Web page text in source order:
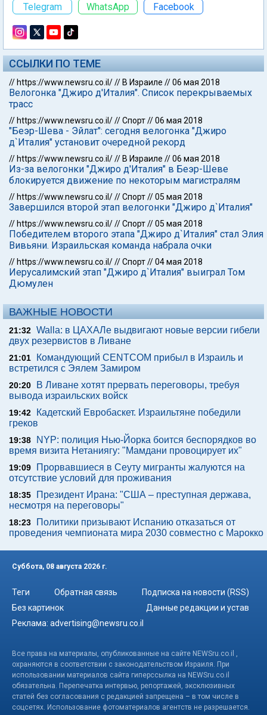
Telegram
WhatsApp Facebook
ССЫЛКИ ПО ТЕМЕ
// https://www.newsru.co.il/// В Израиле //06 мая 2018
Велогонка "Джиро д'Италия". Список перекрываемых
трасс
// https://www.newsru.co.il///Спорт//06 мая 2018
"Беэр-Шева - Эйлат": сегодня велогонка "Джиро
д`Италия" установит очередной рекорд
// https://www.newsru.co.il/// В Израиле //06 мая 2018
Из-за велогонки "Джиро д'Италия" в Беэр-Шеве
блокируется движение по некоторым магистралям
// https://www.newsru.co.il///Спорт//05 мая 2018
Завершился второй этап велогонки "Джиро д`Италия"
// https://www.newsru.co.il///Спорт//05 мая 2018
Победителем второго этапа "Джиро д`Италия" стал Элия
Вивьяни. Израильская команда набрала очки
// https://www.newsru.co.il///Спорт//04 мая 2018
Иерусалимский этап "Джиро д`Италия" выиграл Том
Дюмулен
ВАЖНЫЕ НОВОСТИ
21:32 Walla: в ЦАХАЛе выдвигают новые версии гибели
двух резервистов в Ливане
21:01
Командующий CENTCOM прибыл в Израиль и
встретился с Эялем Замиром
20:20
В Ливане хотят прервать переговоры, требуя
вывода израильских войск
19:42
Кадетский Евробаскет. Израильтяне победили
греков
19:38
NYP: полиция Нью-Йорка боится беспорядков во
время визита Нетаниягу: "Мамдани провоцирует их"
19:09
Прорвавшиеся в Сеуту мигранты жалуются на
отсутствие условий для проживания
18:35
Президент Ирана: "США – преступная держава,
несмотря на переговоры"
18:23
Политики призывают Испанию отказаться от
проведения чемпионата мира 2030 совместно с Марокко
Суббота, 08 августа 2026 г.
Теги Обратная связь
Подписка на новости (RSS)
Без картинок
Данные редакции и устав
Реклама: advertising@newsru.co.il
Все права на материалы, опубликованные на сайте NEWSru.co.il ,
охраняются в соответствии с законодательством Израиля. При
использовании материалов сайта гиперссылка на NEWSru.co.il
обязательна. Перепечатка интервью, репортажей, эксклюзивных
статей без согласования с редакцией запрещена – в том числе в
соцсетях. Использование фотоматериалов агентств не разрешается.